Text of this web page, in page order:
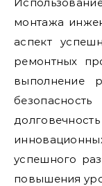
монтажа
аспект
ремонтных
выполнение
успешного
повышения